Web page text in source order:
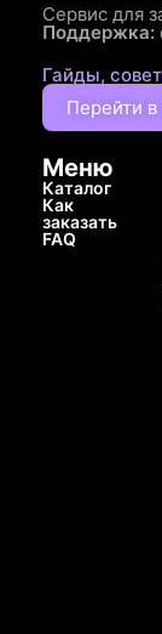
Сервис для
Поддержка:
Гайды,
Перейти
Меню
Каталог
Как
заказать
FAQ